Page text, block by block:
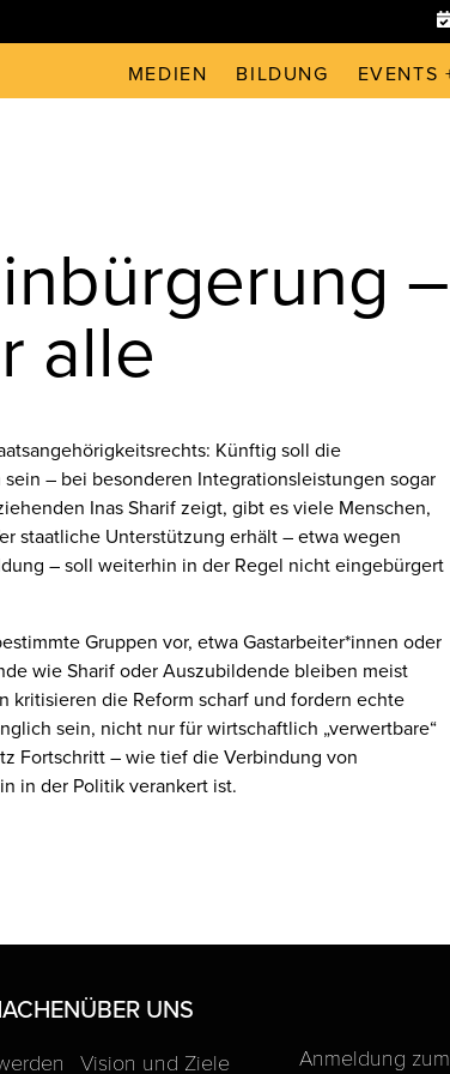
MEDIEN BILDUNG EVENTS
–
alle
Künftig soll die
– bei besonderen Integrationsleistungen sogar
Inas Sharif zeigt, gibt es viele Menschen,
staatliche Unterstützung erhält – etwa wegen
– soll weiterhin in der Regel nicht eingebürgert
Gruppen vor, etwa Gastarbeiter*innen oder
wie Sharif oder Auszubildende bleiben meist
kritisieren die Reform scharf und fordern echte
sein, nicht nur für wirtschaftlich „verwertbare“
Fortschritt – wie tief die Verbindung von
in der Politik verankert ist.
ÜBER UNS
Vision und Ziele Anmeldung